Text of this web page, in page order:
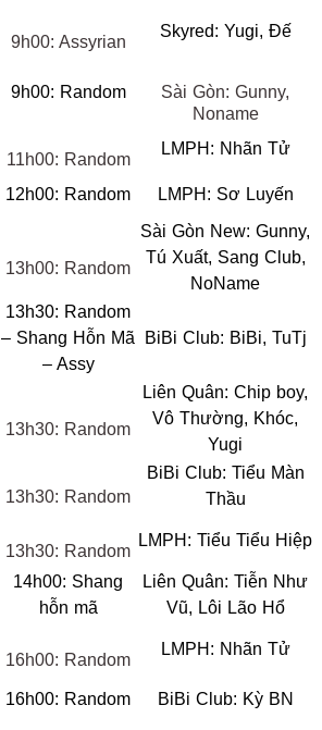
9h00: Assyrian
Skyred: Yugi, Đế
9h00: Random
Sài Gòn: Gunny,
Noname
11h00: Random
LMPH: Nhãn Tử
12h00: Random
LMPH: Sơ Luyến
13h00: Random
Sài Gòn New: Gunny,
Tú Xuất, Sang Club,
NoName
13h30: Random
– Shang Hỗn Mã
– Assy
BiBi Club: BiBi, TuTj
13h30: Random
Liên Quân: Chip boy,
Vô Thường, Khóc,
Yugi
13h30: Random
BiBi Club: Tiểu Màn
Thầu
13h30: Random
LMPH: Tiểu Tiểu Hiệp
14h00: Shang
hỗn mã
Liên Quân: Tiễn Như
Vũ, Lôi Lão Hổ
16h00: Random
LMPH: Nhãn Tử
16h00: Random BiBi Club: Kỳ BN